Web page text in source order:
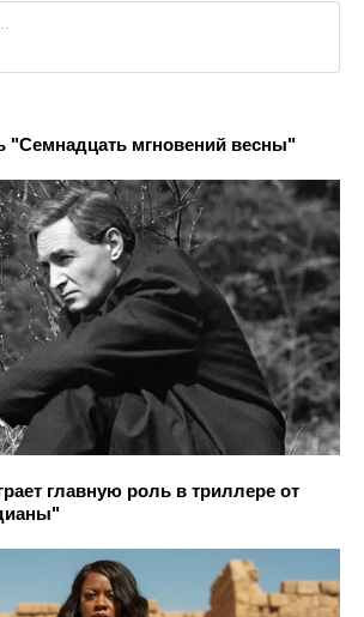
"Семнадцать мгновений весны"
главную роль в триллере от